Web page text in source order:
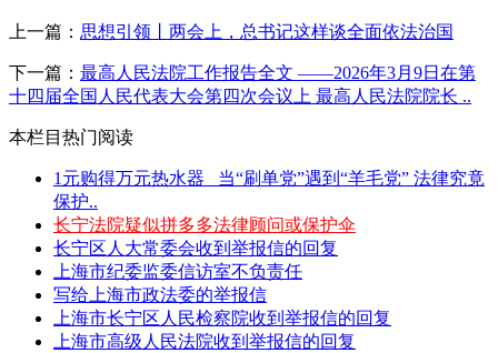
上一篇： 思想引领丨两会上，总书记这样谈全面依法治国
下一篇： 最高人民法院工作报告全文 ——2026年3月9日在第
十四届全国人民代表大会第四次会议上 最高人民法院院长 ..
本栏目热门阅读
1元购得万元热水器 _当“刷单党”遇到“羊毛党” 法律究竟
保护..
长宁法院疑似拼多多法律顾问或保护伞
长宁区人大常委会收到举报信的回复
上海市纪委监委信访室不负责任
写给上海市政法委的举报信
上海市长宁区人民检察院收到举报信的回复
上海市高级人民法院收到举报信的回复